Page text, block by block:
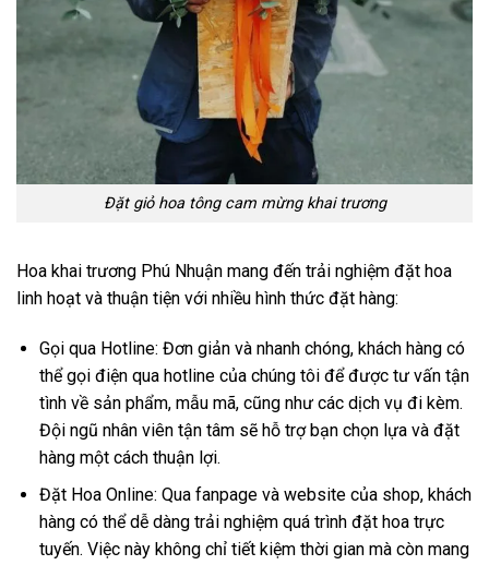
Đặt giỏ hoa tông cam mừng khai trương
Hoa khai trương Phú Nhuận mang đến trải nghiệm đặt hoa
linh hoạt và thuận tiện với nhiều hình thức đặt hàng:
Gọi qua Hotline: Đơn giản và nhanh chóng, khách hàng có
thể gọi điện qua hotline của chúng tôi để được tư vấn tận
tình về sản phẩm, mẫu mã, cũng như các dịch vụ đi kèm.
Đội ngũ nhân viên tận tâm sẽ hỗ trợ bạn chọn lựa và đặt
hàng một cách thuận lợi.
Đặt Hoa Online: Qua fanpage và website của shop, khách
hàng có thể dễ dàng trải nghiệm quá trình đặt hoa trực
tuyến. Việc này không chỉ tiết kiệm thời gian mà còn mang